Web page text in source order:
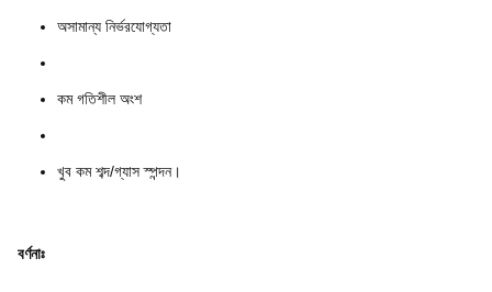
অসামান্য নির্ভরযোগ্যতা
কম গতিশীল অংশ
খুব কম শব্দ/গ্যাস স্পন্দন।
বর্ণনাঃ